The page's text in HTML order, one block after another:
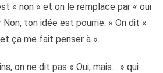
« non » et on le remplace par « oui
Non, ton idée est pourrie. » On dit «
ça me fait penser à ».
on ne dit pas « Oui, mais… » qui